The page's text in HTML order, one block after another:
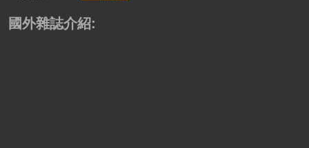
國外雜誌介紹: